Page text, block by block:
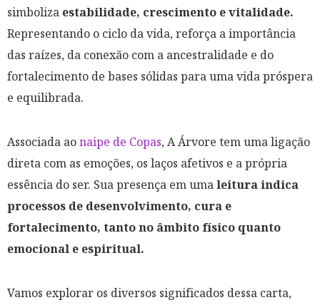
simboliza estabilidade, crescimento e vitalidade.
Representando o ciclo da vida, reforça a importância
das raízes, da conexão com a ancestralidade e do
fortalecimento de bases sólidas para uma vida próspera
e equilibrada.
Associada aonaipe de Copas, A Árvore tem uma ligação
direta com as emoções, os laços afetivos e a própria
essência do ser. Sua presença em umaleitura indica
processos de desenvolvimento, cura e
fortalecimento, tanto no âmbito físico quanto
emocional e espiritual.
Vamos explorar os diversos significados dessa carta,